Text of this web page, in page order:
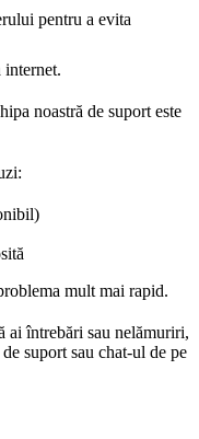
pentru a evita
internet.
noastră de suport este
mult mai rapid.
ai întrebări sau nelămuriri,
suport sau chat-ul de pe